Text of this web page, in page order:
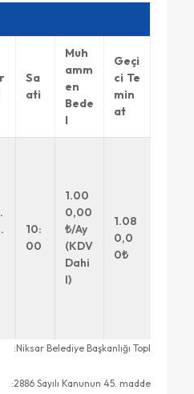
Sa
ati
Muh
amm
en
Bede
l
Geçi
ci Te
min
at
10:
00
1.00
0,00
₺/Ay
(KDV
Dahi
l)
1.08
0,0
0₺
Belediye Başkanlığı Topl
Kanunun 45. madde